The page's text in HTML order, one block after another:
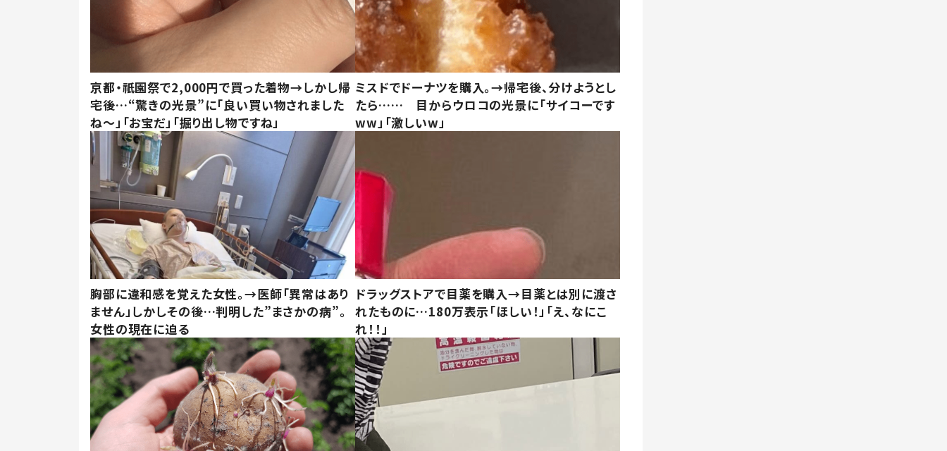
京都・祇園祭で2,000円で買った着物→しかし帰
宅後…“驚きの光景”に「良い買い物されました
ね～」「お宝だ」「掘り出し物ですね」
ミスドでドーナツを購入。→帰宅後、分けようとし
たら…… 目からウロコの光景に「サイコーです
ww」「激しいw」
胸部に違和感を覚えた女性。→医師「異常はあり
ません」しかしその後…判明した”まさかの病”。
女性の現在に迫る
ドラッグストアで目薬を購入→目薬とは別に渡さ
れたものに…180万表示「ほしい！」「え、なにこ
れ！！」